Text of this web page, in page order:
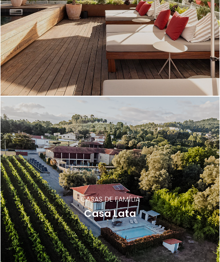
CASAS DE FAMÍLIA
Casa Lata